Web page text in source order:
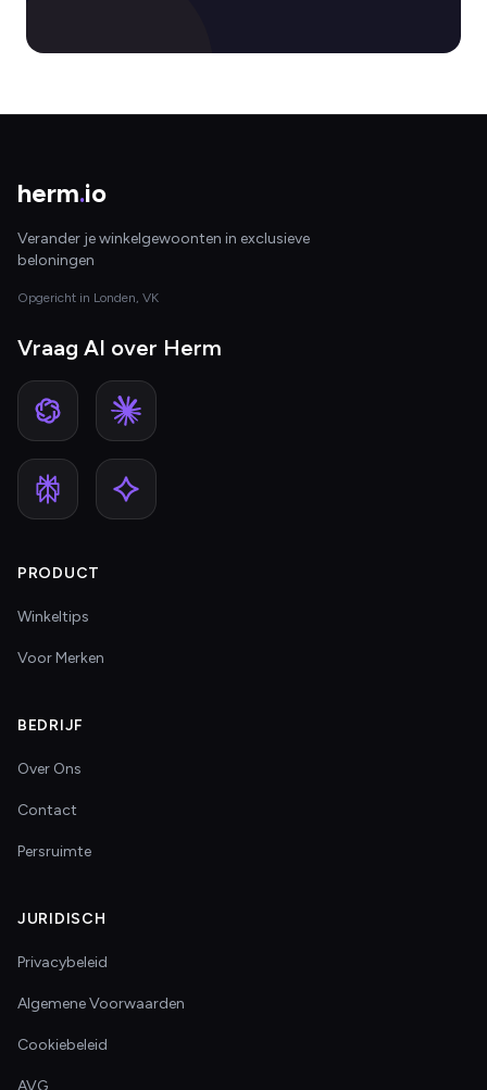
herm.io
Verander je winkelgewoonten in exclusieve
beloningen
Opgericht in Londen, VK
Vraag AI over Herm
PRODUCT
Winkeltips
Voor Merken
BEDRIJF
Over Ons
Contact
Persruimte
JURIDISCH
Privacybeleid
Algemene Voorwaarden
Cookiebeleid
AVG